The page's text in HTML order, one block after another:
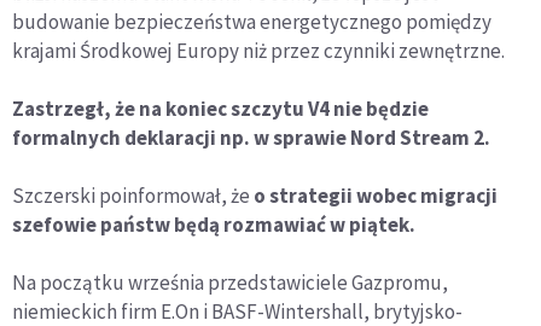
budowanie bezpieczeństwa energetycznego pomiędzy
krajami Środkowej Europy niż przez czynniki zewnętrzne.
Zastrzegł, że na koniec szczytu V4 nie będzie
formalnych deklaracji np. w sprawie Nord Stream 2.
Szczerski poinformował, że o strategii wobec migracji
szefowie państw będą rozmawiać w piątek.
Na początku września przedstawiciele Gazpromu,
niemieckich firm E.On i BASF-Wintershall, brytyjsko-